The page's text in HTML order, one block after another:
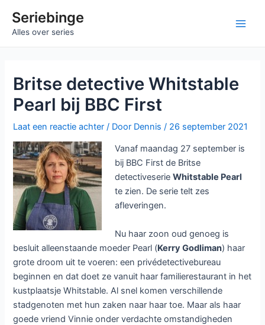
naarSeriebinge
Alles over series
Britse detective Whitstable
Pearl bij BBC First
Laat een reactie achter / Door Dennis/ 26 september 2021
Vanaf maandag 27 september is
bij BBC First de Britse
detectiveserieWhitstable Pearl
te zien. De serie telt zes
afleveringen.
Nu haar zoon oud genoeg is
besluit alleenstaande moeder Pearl (Kerry Godliman) haar
grote droom uit te voeren: een privédetectivebureau
beginnen en dat doet ze vanuit haar familierestaurant in het
kustplaatsje Whitstable. Al snel komen verschillende
stadgenoten met hun zaken naar haar toe. Maar als haar
goede vriend Vinnie onder verdachte omstandigheden